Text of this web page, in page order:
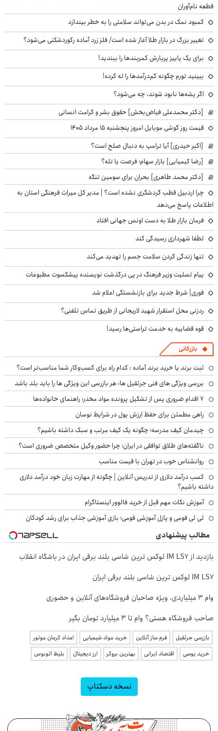
قطعه نام‌آوران
کمبود نمک در بدن می‌تواند سلامتی را به خطر بیندازد
تغییر بزرگ در بازار طلا آغاز شده است/ فلز زرد آماده رکوردشکنی می‌شود؟
برای یک پاییز پربارش کمربندها را ببندید!
ببینید تورم چگونه کم‌درآمدها را له کرده!
اگر پشه‌ها نابود شوند، چه می‌شود؟
[دکتر محمدعلی فیاض‌بخش] حقوق بشر و کرامت انسانی
قیمت روز گوشی موبایل امروز پنجشنبه ۱۵ مرداد ۱۴۰۵
[اکبر حیدری] آیا ترامپ به دنبال صلح است؟
[رضا کیمیایی] بازار سهام؛ فرصت یا تله؟
[دکتر محمد طاهری] بحران برای سومین تنگه
چرا اردبیل قطب گردشگری نشده است؟ | مدیر کل میراث فرهنگی استان به
اطلاعات پاسخ می‌دهد
فرمان بازار طلا به دست اونس جهانی افتاد
لطفا شهرداری رسیدگی کند
تنها زندگی کردن سلامت جسم را تهدید می‌کند
پیام تسلیت وزیر فرهنگ در پی درگذشت نویسنده پیشکسوت مطبوعات
فوری| شرط جدید برای بازنشستگی اعلام شد
ردزنی محل استقرار شهید لاریجانی از طریق تماس تلفنی؟
قوه قضاییه به خدمت تراستی‌ها رسید!
بازرگانی
ثبت برند یا خرید برند آماده : کدام راه برای کسب‌وکار شما مناسب‌تر است؟
بررسی ویژگی های فنی جرثقیل ها: هر بازرسی این ویژگی ها را باید بلد باشد
۷ اقدام ضروری پس از تشکیل پرونده مواد مخدر؛ راهنمای خانواده‌ها
راهی مطمئن برای حفظ ارزش پول در شرایط نوسان
چیدمان کیف مدرسه؛ چگونه یک کیف مرتب و سبک داشته باشیم؟
ناگفته‌های طلاق توافقی در ایران؛ چرا حضور وکیل متخصص ضروری است؟
روانشناس خوب در تهران با قیمت مناسب
کسب درآمد دلاری از تدریس آنلاین | چگونه از مهارت زبان خود درآمد دلاری
داشته باشیم؟
آموزش نکات مهم قبل از خرید فالوور اینستاگرام
لی لی فومی و پازل آموزشی فومی؛ بازی آموزشی جذاب برای رشد کودکان
مطالب پیشنهادی
بازدید از IM LS7 لوکس ترین شاسی بلند برقی ایران در باشگاه انقلاب
IM LS7 لوکس ترین شاسی بلند برقی ایران
وام ۳ میلیاردی، ویژه صاحبان فروشگاه‌های آنلاین و حضوری
صاحب فروشگاه هستی؟ وام تا ۳ میلیارد تومان بگیر
بازرسی جرثقیل فرم ساز آنلاین خرید مواد شیمیایی
امداد کرمان موتور
خرید یوسی
اقتصاد ایرانی بهترین بروکر ارز دیجیتال بلیط اتوبوس
نسخه دسکتاپ